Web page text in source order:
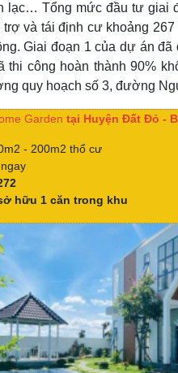
lạc… Tổng mức đầu tư giai
và tái định cư khoảng
Giai đoạn 1 của dự án
thi công hoàn thành 90%
quy hoạch số 3, đường
Garden tại Huyện Đất Đỏ -
- 200m2 thổ cư
hữu 1 căn trong khu